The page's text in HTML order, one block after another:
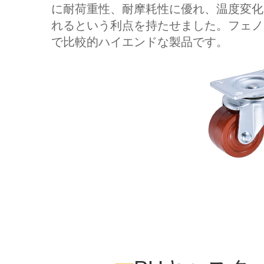
に耐荷重性、耐摩耗性に優れ、温度変
れるという利点を持たせました。フェ
で比較的ハイエンドな製品です。